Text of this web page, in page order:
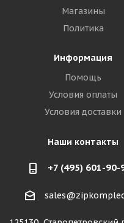
Магазины
Политика
Информация
Помощь
Условия оплаты
Условия доставки
Наши контакты
+7 (495) 601-90-